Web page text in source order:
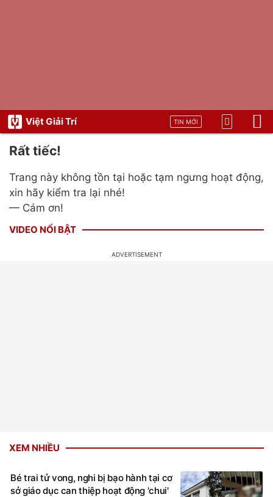
Việt Giải Trí TIN MỚI
Rất tiếc!
Trang này không tồn tại hoặc tạm ngưng hoạt động,
xin hãy kiểm tra lại nhé!
— Cám ơn!
VIDEO NỔI BẬT
XEM NHIỀU
Bé trai tử vong, nghi bị bạo hành tại cơ
sở giáo dục can thiệp hoạt động 'chui'